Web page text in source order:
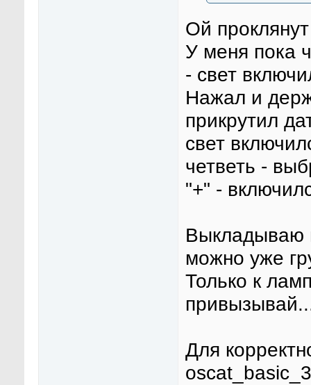
Ой
У меня пока
- свет
Нажал и
прикрутил
свет
четветь -
"+" -
Выкладываю
можно уже
Только к
Для